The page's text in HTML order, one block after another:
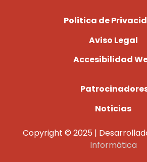
Politica de
Aviso Legal
Accesibilidad
Noticias
Copyright © 2025 |
Informática